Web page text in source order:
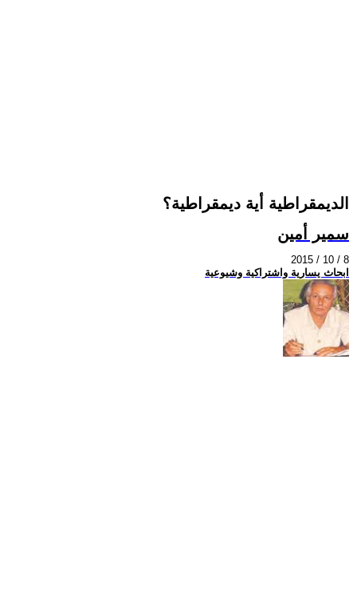
الديمقراطية أية ديمقراطية؟
سمير أمين
2015 / 10 / 8
ابحاث يسارية واشتراكية وشيوعية